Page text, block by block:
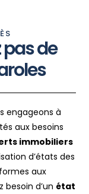
de
engageons à
aux besoins
immobiliers
d’états des
aux
d’un état